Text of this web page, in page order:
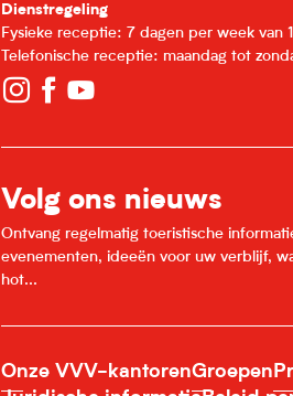
Dienstregeling
Fysieke receptie: 7 dagen per week van
Telefonische receptie: maandag tot
Volg ons nieuws
Ontvang regelmatig toeristische
evenementen, ideeën voor uw verblijf,
hot...
Onze VVV-kantorenGroepen